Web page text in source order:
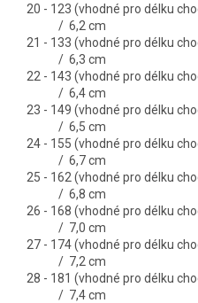
20 - 123 (vhodné pro délku
/ 6,2 cm
21 - 133 (vhodné pro délku
/ 6,3 cm
22 - 143 (vhodné pro délku
/ 6,4 cm
23 - 149 (vhodné pro délku
/ 6,5 cm
24 - 155 (vhodné pro délku
/ 6,7 cm
25 - 162 (vhodné pro délku
/ 6,8 cm
26 - 168 (vhodné pro délku
/ 7,0 cm
27 - 174 (vhodné pro délku
/ 7,2 cm
28 - 181 (vhodné pro délku
/ 7,4 cm